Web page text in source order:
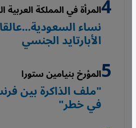
المرأة في المملكة العربية
نساء
الأبارتايد الجنسي
المؤرخ بنيامين ستورا
"ملف الذاكرة بين
في خطر"